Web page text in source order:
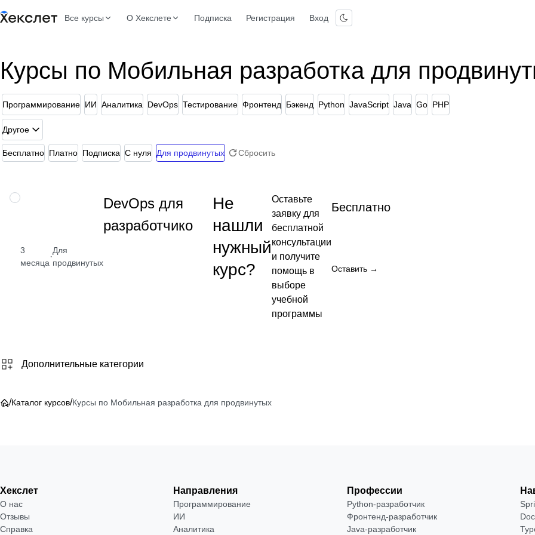
Все курсы О Хекслете Подписка Регистрация Вход
Курсы по Мобильная разработка для
Программирование ИИ Аналитика DevOps Тестирование Фронтенд Бэкенд Python JavaScript Java Go PHP
Другое
Бесплатно Платно Подписка С нуля Для продвинутых Сбросить
ПРОФЕССИЯ
3
месяца
·
Для
продвинутых
DevOps для
разработчиков
Изучите
деплой,
автоматизацию,
Docker, Ansible,
от 2 400
Посмотреть
Не
нашли
нужный
курс?
Оставьте
заявку для
бесплатной
консультации
и получите
помощь в
выборе
учебной
программы
Бесплатно
Оставить →
Дополнительные категории
/Каталог курсов/Курсы по Мобильная разработка для продвинутых
Хекслет
О нас
Отзывы
Справка
Направления
Программирование
ИИ
Аналитика
Профессии
Python-разработчик
Фронтенд-разработчик
Java-разработчик